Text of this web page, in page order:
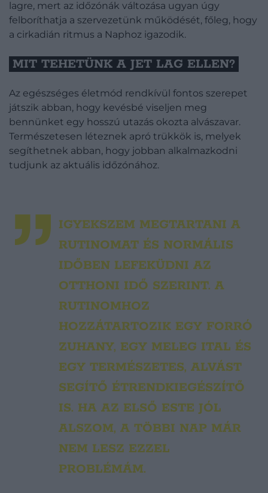
lagre, mert az időzónák változása ugyan úgy
felboríthatja a szervezetünk működését, főleg, hogy
a cirkadián ritmus a Naphoz igazodik.
MIT TEHETÜNK A JET LAG ELLEN?
Az egészséges életmód rendkívül fontos szerepet
játszik abban, hogy kevésbé viseljen meg
bennünket egy hosszú utazás okozta alvászavar.
Természetesen léteznek apró trükkök is, melyek
segíthetnek abban, hogy jobban alkalmazkodni
tudjunk az aktuális időzónához.
IGYEKSZEM MEGTARTANI A
RUTINOMAT ÉS NORMÁLIS
IDŐBEN LEFEKÜDNI AZ
OTTHONI IDŐ SZERINT. A
RUTINOMHOZ
HOZZÁTARTOZIK EGY FORRÓ
ZUHANY, EGY MELEG ITAL ÉS
EGY TERMÉSZETES, ALVÁST
SEGÍTŐ ÉTRENDKIEGÉSZÍTŐ
IS. HA AZ ELSŐ ESTE JÓL
ALSZOM, A TÖBBI NAP MÁR
NEM LESZ EZZEL
PROBLÉMÁM.